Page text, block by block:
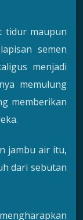
tidur maupun
semen
menjadi
memulung
memberikan
jambu air itu,
dari sebutan